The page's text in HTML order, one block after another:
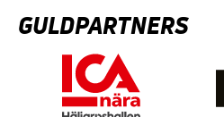
GULDPARTNERS